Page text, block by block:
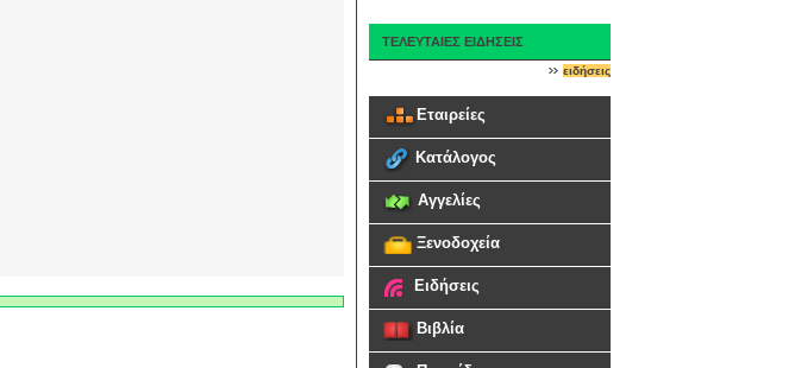
ΤΕΛΕΥΤΑΙΕΣ ΕΙΔΗΣΕΙΣ
ειδήσεις
Εταιρείες
Κατάλογος
Αγγελίες
Ξενοδοχεία
Ειδήσεις
Βιβλία